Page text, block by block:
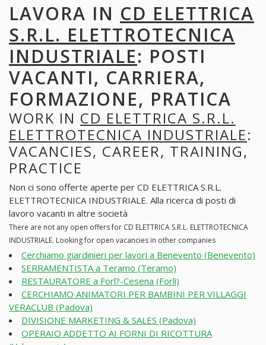
LAVORA IN CD ELETTRICA
S.R.L. ELETTROTECNICA
INDUSTRIALE: POSTI
VACANTI, CARRIERA,
FORMAZIONE, PRATICA
WORK IN CD ELETTRICA S.R.L.
ELETTROTECNICA INDUSTRIALE:
VACANCIES, CAREER, TRAINING,
PRACTICE
Non ci sono offerte aperte per CD ELETTRICA S.R.L.
ELETTROTECNICA INDUSTRIALE. Alla ricerca di posti di
lavoro vacanti in altre società
There are not any open offers for CD ELETTRICA S.R.L. ELETTROTECNICA
INDUSTRIALE. Looking for open vacancies in other companies
Cerchiamo giardinieri per lavori a Benevento (Benevento)
SERRAMENTISTA a Teramo (Teramo)
RESTAURATORE a Forl?-Cesena (Forlì)
CERCHIAMO ANIMATORI PER BAMBINI PER VILLAGGI
VERACLUB (Padova)
DIVISIONE MARKETING & SALES (Padova)
OPERAIO ADDETTO AI FORNI DI RICOTTURA